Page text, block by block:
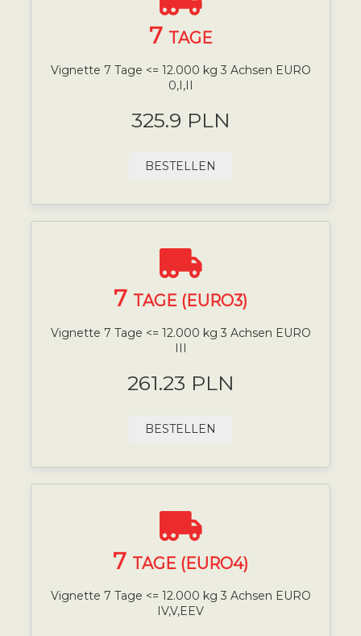
7 TAGE
Vignette 7 Tage <= 12.000 kg 3 Achsen EURO
0,I,II
325.9 PLN
BESTELLEN
7 TAGE (EURO3)
Vignette 7 Tage <= 12.000 kg 3 Achsen EURO
261.23 PLN
BESTELLEN
7 TAGE (EURO4)
Vignette 7 Tage <= 12.000 kg 3 Achsen EURO
IV,V,EEV